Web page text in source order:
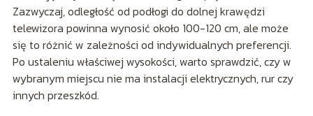
Zazwyczaj, odległość od podłogi do dolnej krawędzi
telewizora powinna wynosić około 100-120 cm, ale może
się to różnić w zależności od indywidualnych preferencji.
Po ustaleniu właściwej wysokości, warto sprawdzić, czy w
wybranym miejscu nie ma instalacji elektrycznych, rur czy
innych przeszkód.